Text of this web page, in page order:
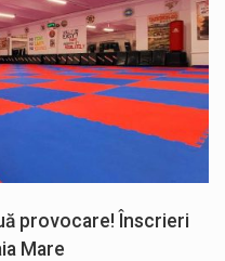
provocare! Înscrieri
Mare